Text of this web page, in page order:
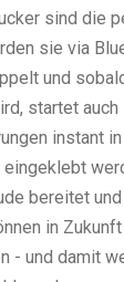
sind die
sie via
und
startet
instant
bereitet
in
- und damit